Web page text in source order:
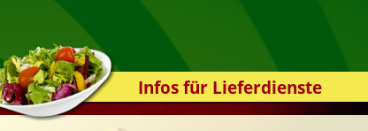
Infos für Lieferdienste
Kassensystem